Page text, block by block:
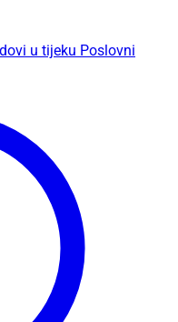
u tijeku Poslovni